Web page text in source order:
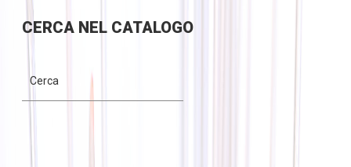
CERCANEL CATALOGO